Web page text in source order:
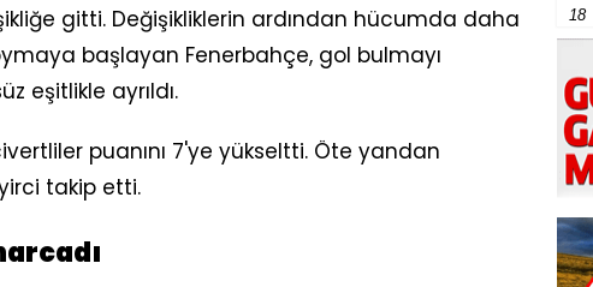
gitti. Değişikliklerin ardından hücumda daha
başlayan Fenerbahçe, gol bulmayı
eşitlikle ayrıldı.
puanını 7'ye yükseltti. Öte yandan
takip etti.
18